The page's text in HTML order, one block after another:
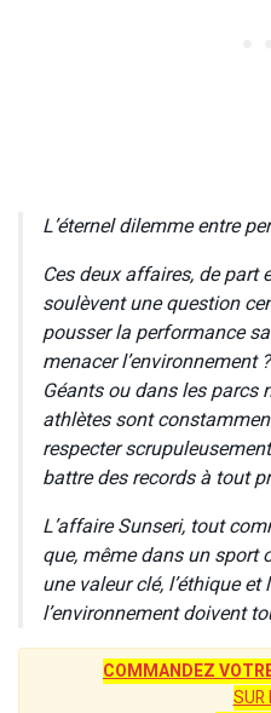
L’éternel dilemme entre
Ces deux affaires, de part
soulèvent une question
pousser la performance
menacer l’environnement
Géants ou dans les parcs
athlètes sont
respecter
battre des records à tout
L’affaire Sunseri, tout
que, même dans un sport
une valeur clé, l’éthique
l’environnement doivent
COMMANDEZ
SUR